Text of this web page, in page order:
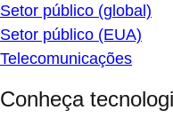
Setor público (global)
Setor público (EUA)
Telecomunicações
Conheça